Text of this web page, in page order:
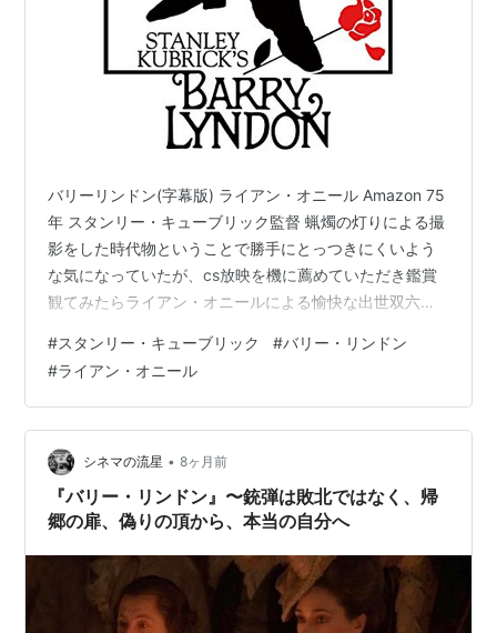
リスト::外国の映画::題名::は行
バリーリンドン(字幕版) ライアン・オニール Amazon 75
年 スタンリー・キューブリック監督 蝋燭の灯りによる撮
影をした時代物ということで勝手にとっつきにくいよう
な気になっていたが、cs放映を機に薦めていただき鑑賞
観てみたらライアン・オニールによる愉快な出世双六か
った。ライアン・オニールのいつも笑っているような顔
がいい。つまるところ「人たらし」のような人物で口八
丁手八丁農民の身分から最終バリー・リンドン卿にのし
上がるのだけど、その座に就いたことによる影の描き方
がまたいい。倫理的な解釈を押し付けず、あくまでも
淡々と一人の人間の栄枯盛衰を描…
#スタンリー・キューブリック #バリー・リンドン
#ライアン・オニール
シネマの流星 • 8ヶ月前
『バリー・リンドン』〜銃弾は敗北ではなく、帰
郷の扉、偽りの頂から、本当の自分へ